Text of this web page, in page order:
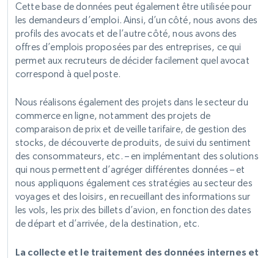
Cette base de données peut également être utilisée pour
les demandeurs d’emploi. Ainsi, d’un côté, nous avons des
profils des avocats et de l’autre côté, nous avons des
offres d’emplois proposées par des entreprises, ce qui
permet aux recruteurs de décider facilement quel avocat
correspond à quel poste.
Nous réalisons également des projets dans le secteur du
commerce en ligne, notamment des projets de
comparaison de prix et de veille tarifaire, de gestion des
stocks, de découverte de produits, de suivi du sentiment
des consommateurs, etc. – en implémentant des solutions
qui nous permettent d’agréger différentes données – et
nous appliquons également ces stratégies au secteur des
voyages et des loisirs, en recueillant des informations sur
les vols, les prix des billets d’avion, en fonction des dates
de départ et d’arrivée, de la destination, etc.
La collecte et le traitement des données internes et